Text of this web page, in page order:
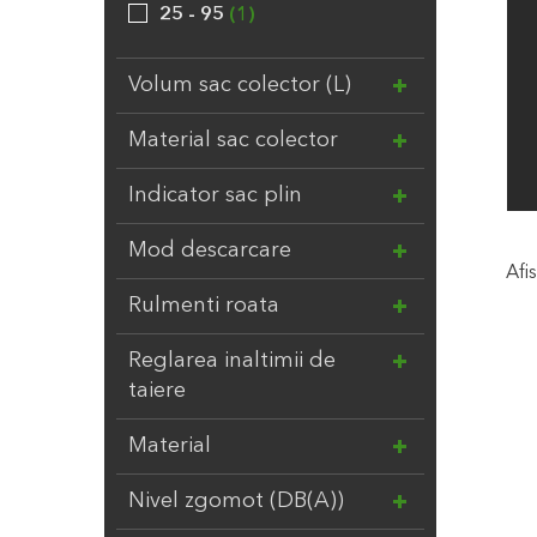
25 - 95
1
Volum sac colector (L)
Material sac colector
Indicator sac plin
Mod descarcare
Rulmenti roata
Reglarea inaltimii de
taiere
Material
Nivel zgomot (DB(A))